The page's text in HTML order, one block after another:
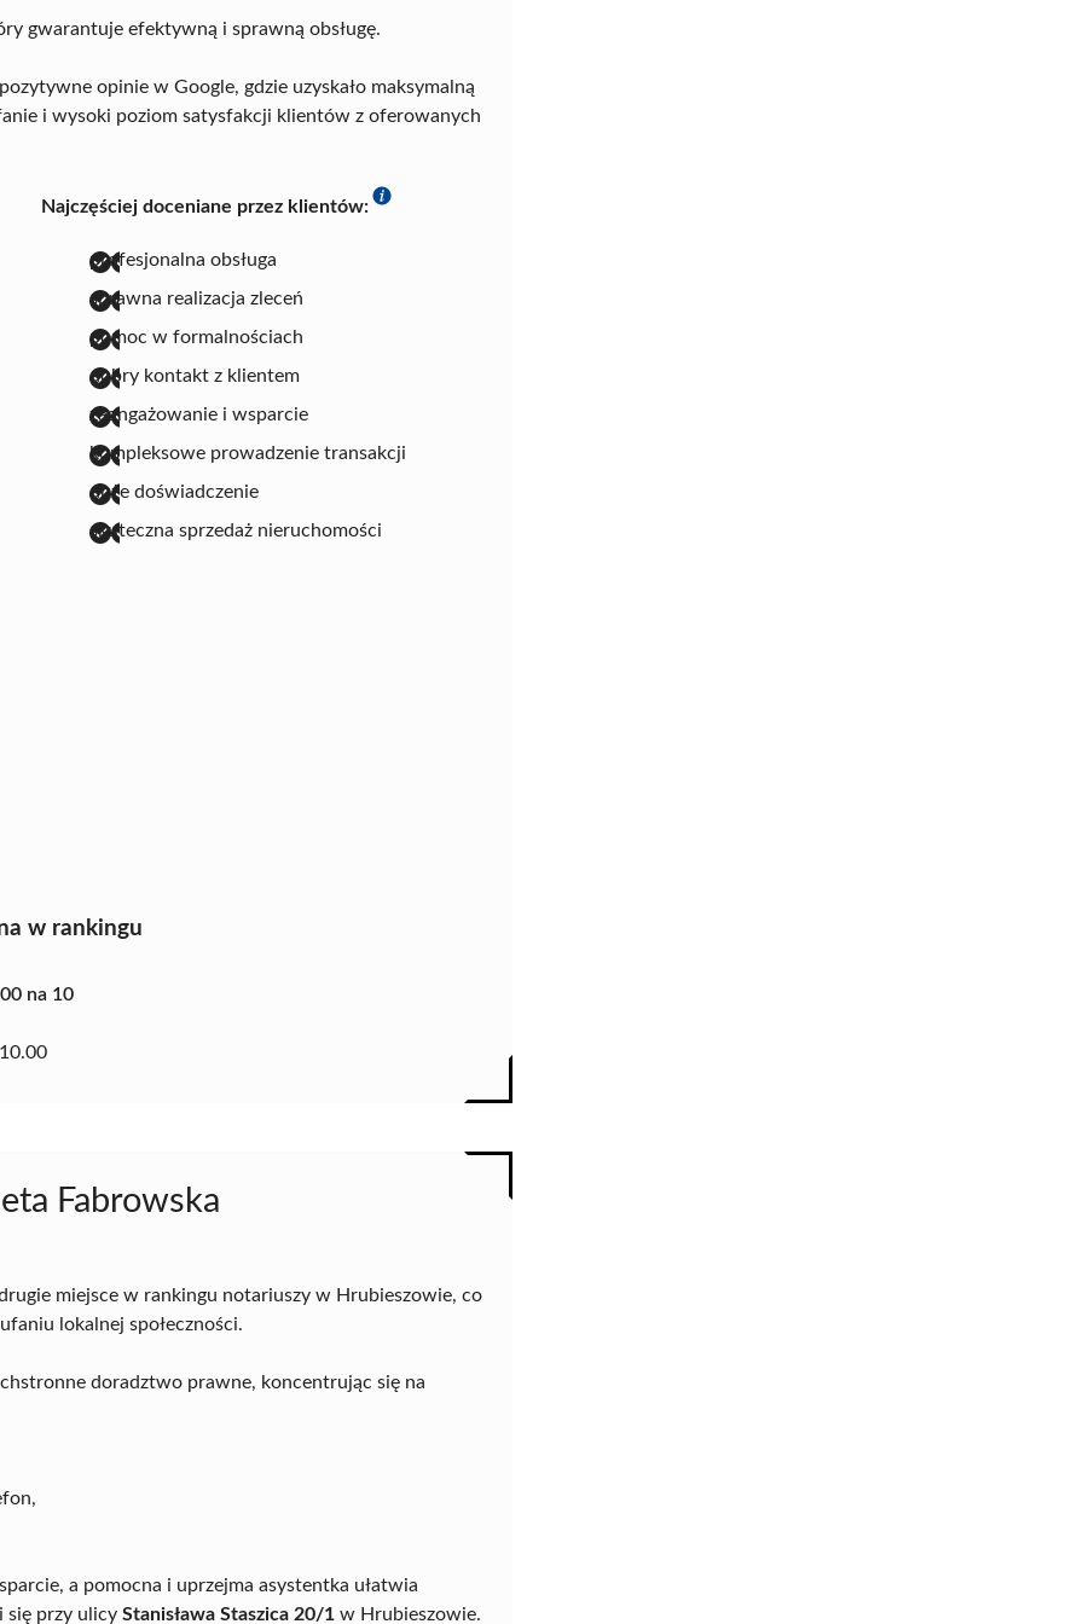
gwarantuje efektywną i sprawną obsługę.
opinie w Google, gdzie uzyskało maksymalną
i wysoki poziom satysfakcji klientów z oferowanych
Najczęściej doceniane przez klientów:
profesjonalna obsługa
sprawna realizacja zleceń
pomoc w formalnościach
dobry kontakt z klientem
zaangażowanie i wsparcie
kompleksowe prowadzenie transakcji
duże doświadczenie
skuteczna sprzedaż nieruchomości
w rankingu
na 10
10.00
Fabrowska
miejsce w rankingu notariuszy w Hrubieszowie, co
lokalnej społeczności.
doradztwo prawne, koncentrując się na
a pomocna i uprzejma asystentka ułatwia
się przy ulicy Stanisława Staszica 20/1 w Hrubieszowie.